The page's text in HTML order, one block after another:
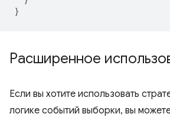
}
Расширенное
Если вы хотите использовать
логике событий выборки, вы